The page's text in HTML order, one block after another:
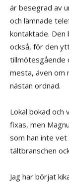
är besegrad av
och lämnade
kontaktade.
också, för den
tillmötesgående
mesta, även om
nästan ordnad.
Lokal bokad
fixas, men
som han inte
tältbranschen
Jag har börjat